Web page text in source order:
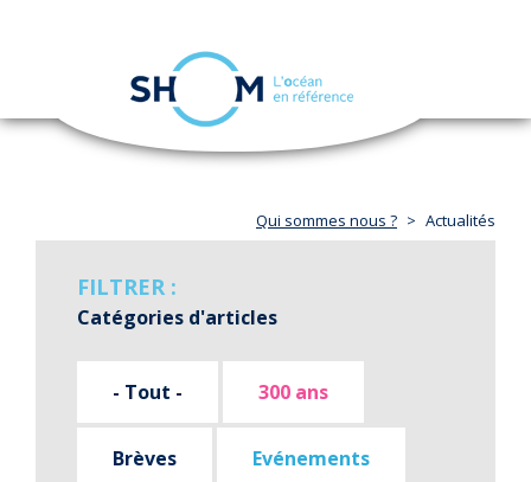
Aller
navigation
Qui sommes nous ? Actualités
FILTRER :
Catégories d'articles
- Tout - 300 ans
Brèves Evénements